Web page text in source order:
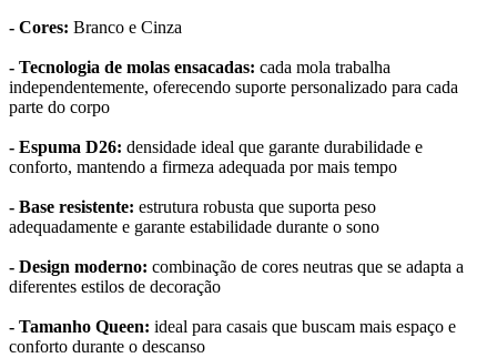
- Cores: Branco e Cinza
- Tecnologia de molas ensacadas: cada mola trabalha
independentemente, oferecendo suporte personalizado para cada
parte do corpo
- Espuma D26: densidade ideal que garante durabilidade e
conforto, mantendo a firmeza adequada por mais tempo
- Base resistente: estrutura robusta que suporta peso
adequadamente e garante estabilidade durante o sono
- Design moderno: combinação de cores neutras que se adapta a
diferentes estilos de decoração
- Tamanho Queen: ideal para casais que buscam mais espaço e
conforto durante o descanso